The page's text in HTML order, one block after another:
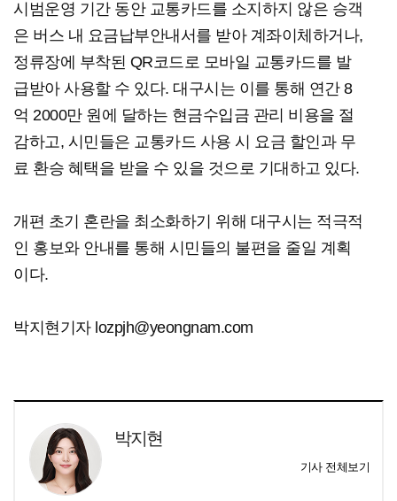
시범운영 기간 동안 교통카드를 소지하지 않은 승객
은 버스 내 요금납부안내서를 받아 계좌이체하거나,
정류장에 부착된 QR코드로 모바일 교통카드를 발
급받아 사용할 수 있다. 대구시는 이를 통해 연간 8
억 2000만 원에 달하는 현금수입금 관리 비용을 절
감하고, 시민들은 교통카드 사용 시 요금 할인과 무
료 환승 혜택을 받을 수 있을 것으로 기대하고 있다.
개편 초기 혼란을 최소화하기 위해 대구시는 적극적
인 홍보와 안내를 통해 시민들의 불편을 줄일 계획
이다.
박지현기자 lozpjh@yeongnam.com
박지현
기사 전체보기